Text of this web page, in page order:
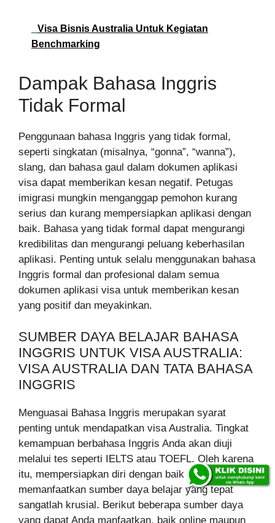
Visa Bisnis Australia Untuk Kegiatan
Benchmarking
Dampak Bahasa Inggris
Tidak Formal
Penggunaan bahasa Inggris yang tidak formal,
seperti singkatan (misalnya, “gonna”, “wanna”),
slang, dan bahasa gaul dalam dokumen aplikasi
visa dapat memberikan kesan negatif. Petugas
imigrasi mungkin menganggap pemohon kurang
serius dan kurang mempersiapkan aplikasi dengan
baik. Bahasa yang tidak formal dapat mengurangi
kredibilitas dan mengurangi peluang keberhasilan
aplikasi. Penting untuk selalu menggunakan bahasa
Inggris formal dan profesional dalam semua
dokumen aplikasi visa untuk memberikan kesan
yang positif dan meyakinkan.
SUMBER DAYA BELAJAR BAHASA
INGGRIS UNTUK VISA AUSTRALIA:
VISA AUSTRALIA DAN TATA BAHASA
INGGRIS
Menguasai Bahasa Inggris merupakan syarat
penting untuk mendapatkan visa Australia. Tingkat
kemampuan berbahasa Inggris Anda akan diuji
melalui tes seperti IELTS atau TOEFL. Oleh karena
itu, mempersiapkan diri dengan baik dan
memanfaatkan sumber daya belajar yang tepat
sangatlah krusial. Berikut beberapa sumber daya
yang dapat Anda manfaatkan, baik online maupun